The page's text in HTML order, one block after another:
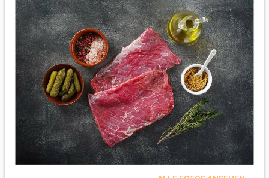
Bewegung auf der Weide und dem langsamen Wachstum sorgt
für gesundes und geschmacksintensives Rindfleisch.
Bitte beachtet: Die angegebenen Gewichte sind Zielgrößen. Die
genauen Gewichte, anhand derer die Rechnung gestellt wird,
ergeben sich bei der Zusammenstellung der Lieferung. Bei
erheblichen Abweichungen von den angegebenen Zielgrößen
nehmen wir vor dem Versand der Rechnung Kontakt zu euch
auf.